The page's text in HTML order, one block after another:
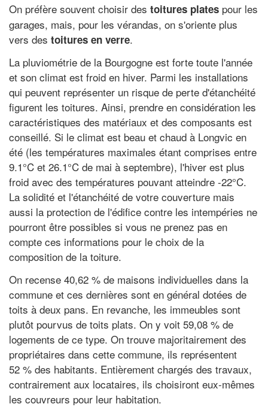
On préfère souvent choisir des toitures plates pour les
garages, mais, pour les vérandas, on s'oriente plus
vers des toitures en verre.
La pluviométrie de la Bourgogne est forte toute l'année
et son climat est froid en hiver. Parmi les installations
qui peuvent représenter un risque de perte d'étanchéité
figurent les toitures. Ainsi, prendre en considération les
caractéristiques des matériaux et des composants est
conseillé. Si le climat est beau et chaud à Longvic en
été (les températures maximales étant comprises entre
9.1°C et 26.1°C de mai à septembre), l'hiver est plus
froid avec des températures pouvant atteindre -22°C.
La solidité et l'étanchéité de votre couverture mais
aussi la protection de l'édifice contre les intempéries ne
pourront être possibles si vous ne prenez pas en
compte ces informations pour le choix de la
composition de la toiture.
On recense 40,62 % de maisons individuelles dans la
commune et ces dernières sont en général dotées de
toits à deux pans. En revanche, les immeubles sont
plutôt pourvus de toits plats. On y voit 59,08 % de
logements de ce type. On trouve majoritairement des
propriétaires dans cette commune, ils représentent
52 % des habitants. Entièrement chargés des travaux,
contrairement aux locataires, ils choisiront eux-mêmes
les couvreurs pour leur habitation.